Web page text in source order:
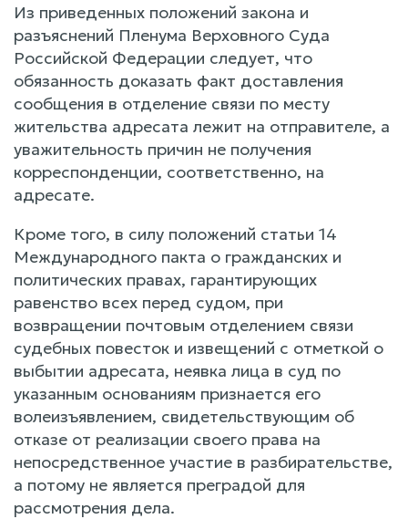
Из приведенных положений закона и
разъяснений Пленума Верховного Суда
Российской Федерации следует, что
обязанность доказать факт доставления
сообщения в отделение связи по месту
жительства адресата лежит на отправителе, а
уважительность причин не получения
корреспонденции, соответственно, на
адресате.
Кроме того, в силу положений статьи 14
Международного пакта о гражданских и
политических правах, гарантирующих
равенство всех перед судом, при
возвращении почтовым отделением связи
судебных повесток и извещений с отметкой о
выбытии адресата, неявка лица в суд по
указанным основаниям признается его
волеизъявлением, свидетельствующим об
отказе от реализации своего права на
непосредственное участие в разбирательстве,
а потому не является преградой для
рассмотрения дела.